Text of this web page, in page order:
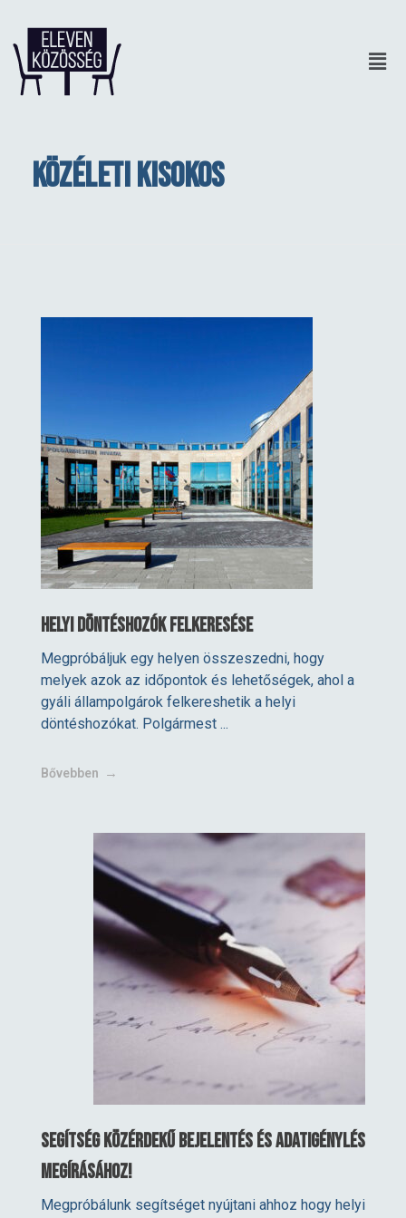
Közéleti kisokos
Helyi döntéshozók felkeresése
Megpróbáljuk egy helyen összeszedni, hogy
melyek azok az időpontok és lehetőségek, ahol a
gyáli állampolgárok felkereshetik a helyi
döntéshozókat. Polgármest ...
Bővebben
Segítség Közérdekű bejelentés és Adatigénylés
megírásához!
Megpróbálunk segítséget nyújtani ahhoz hogy helyi